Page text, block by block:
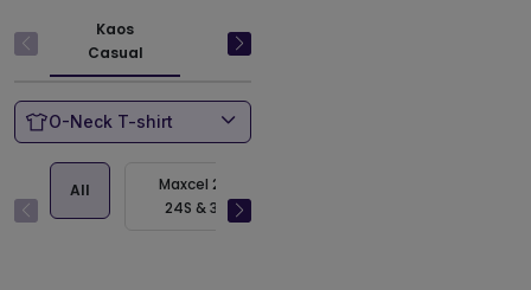
Kaos
Casual
Kaos Trendi
O-Neck T-shirt
All
Maxcel 20S,
24S & 30S